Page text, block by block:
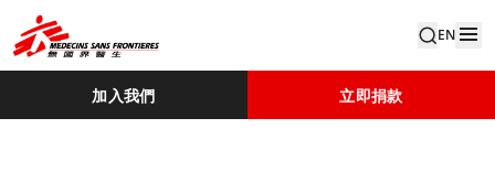
EN
加入我們 立即捐款